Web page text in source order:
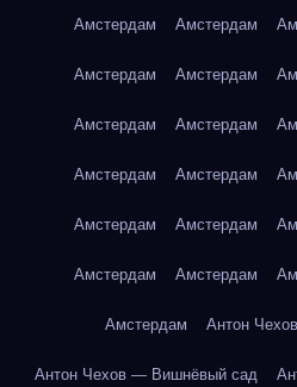
Амстердам Амстердам
Амстердам Амстердам
Амстердам Амстердам
Амстердам Амстердам
Амстердам Амстердам
Амстердам Амстердам
Амстердам Антон
Антон Чехов — Вишнёвый сад